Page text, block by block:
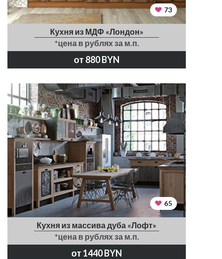
73
Кухня из МДФ «Лондон»
*цена в рублях за м.п.
от 880 BYN
65
Кухня из массива дуба «Лофт»
*цена в рублях за м.п.
от 1440 BYN